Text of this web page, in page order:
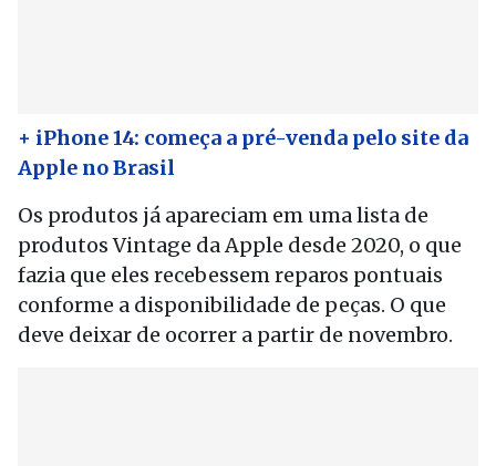
+ iPhone 14: começa a pré-venda pelo site da
Apple no Brasil
Os produtos já apareciam em uma lista de
produtos Vintage da Apple desde 2020, o que
fazia que eles recebessem reparos pontuais
conforme a disponibilidade de peças. O que
deve deixar de ocorrer a partir de novembro.